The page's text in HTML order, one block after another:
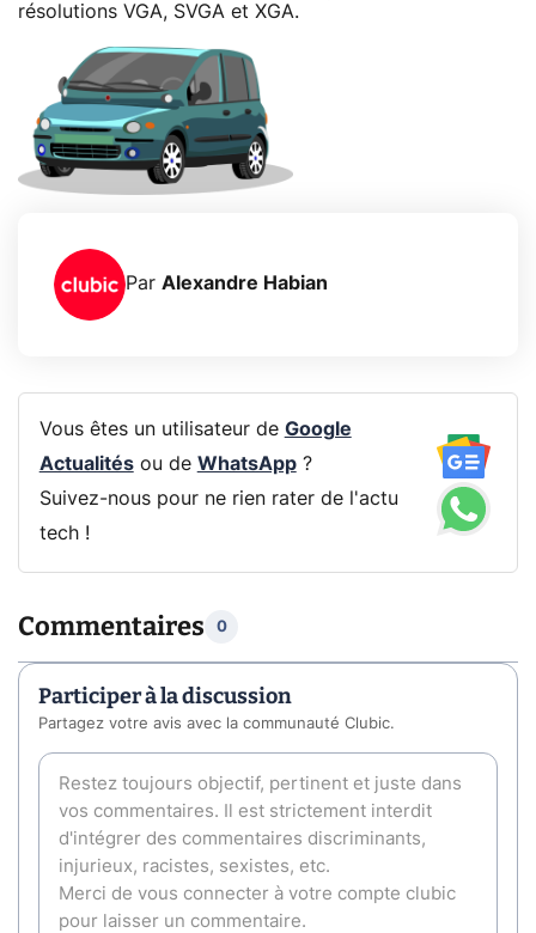
résolutions VGA, SVGA et XGA.
Par Alexandre Habian
Vous êtes un utilisateur de Google
Actualitésou de WhatsApp?
Suivez-nous pour ne rien rater de l'actu
tech !
Commentaires 0
Participer à la discussion
Partagez votre avis avec la communauté Clubic.